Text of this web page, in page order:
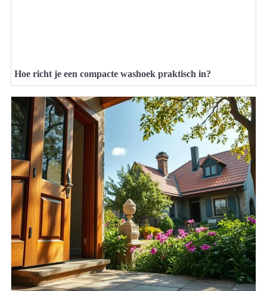
Hoe richt je een compacte washoek praktisch in?